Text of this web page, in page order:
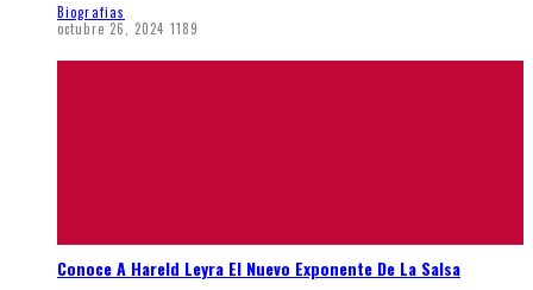
Biografias
octubre 26, 2024 1189
Conoce A Hareld Leyra El Nuevo Exponente De La Salsa